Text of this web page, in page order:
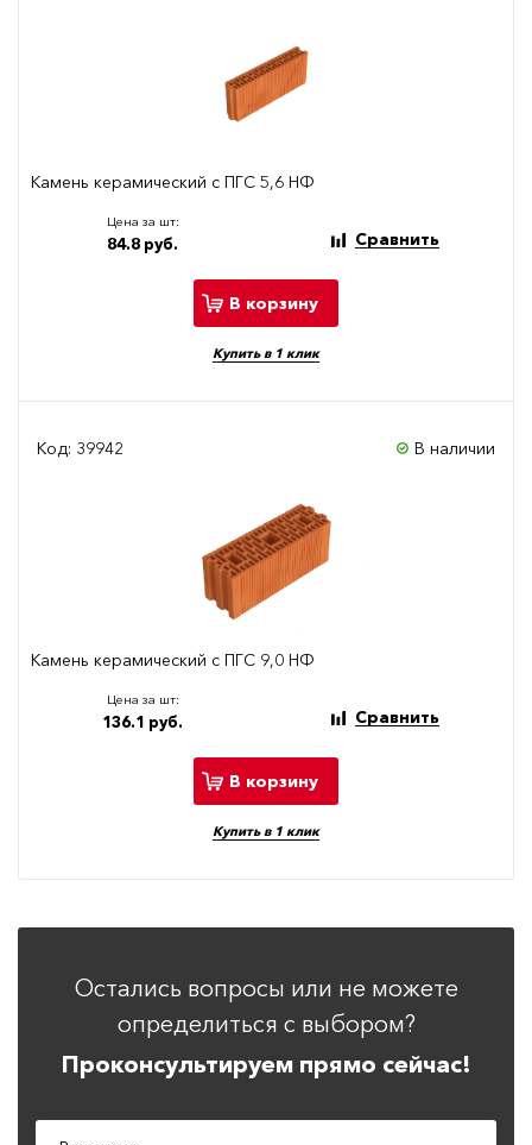
Камень керамический с ПГС 5,6 НФ
Цена за шт:
84.8 руб. Сравнить
В корзину
Купить в 1 клик
Код: 39942 В наличии
Камень керамический с ПГС 9,0 НФ
Цена за шт:
136.1 руб. Сравнить
В корзину
Купить в 1 клик
Остались вопросы или не можете
определиться с выбором?
Проконсультируем прямо сейчас!